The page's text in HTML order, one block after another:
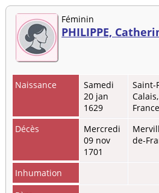
Féminin
PHILIPPE,
Naissance
Samedi
20 jan
1629
Saint-
France
Décès
Mercredi
09 nov
1701
de-
Inhumation